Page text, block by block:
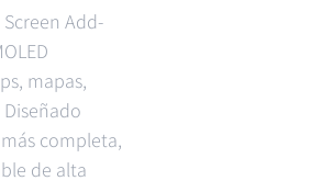
Add-
mapas,
completa,
de alta